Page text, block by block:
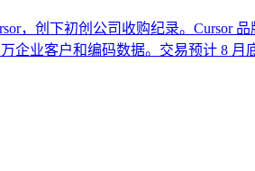
，创下初创公司收购纪录。Cursor
企业客户和编码数据。交易预计 8 月